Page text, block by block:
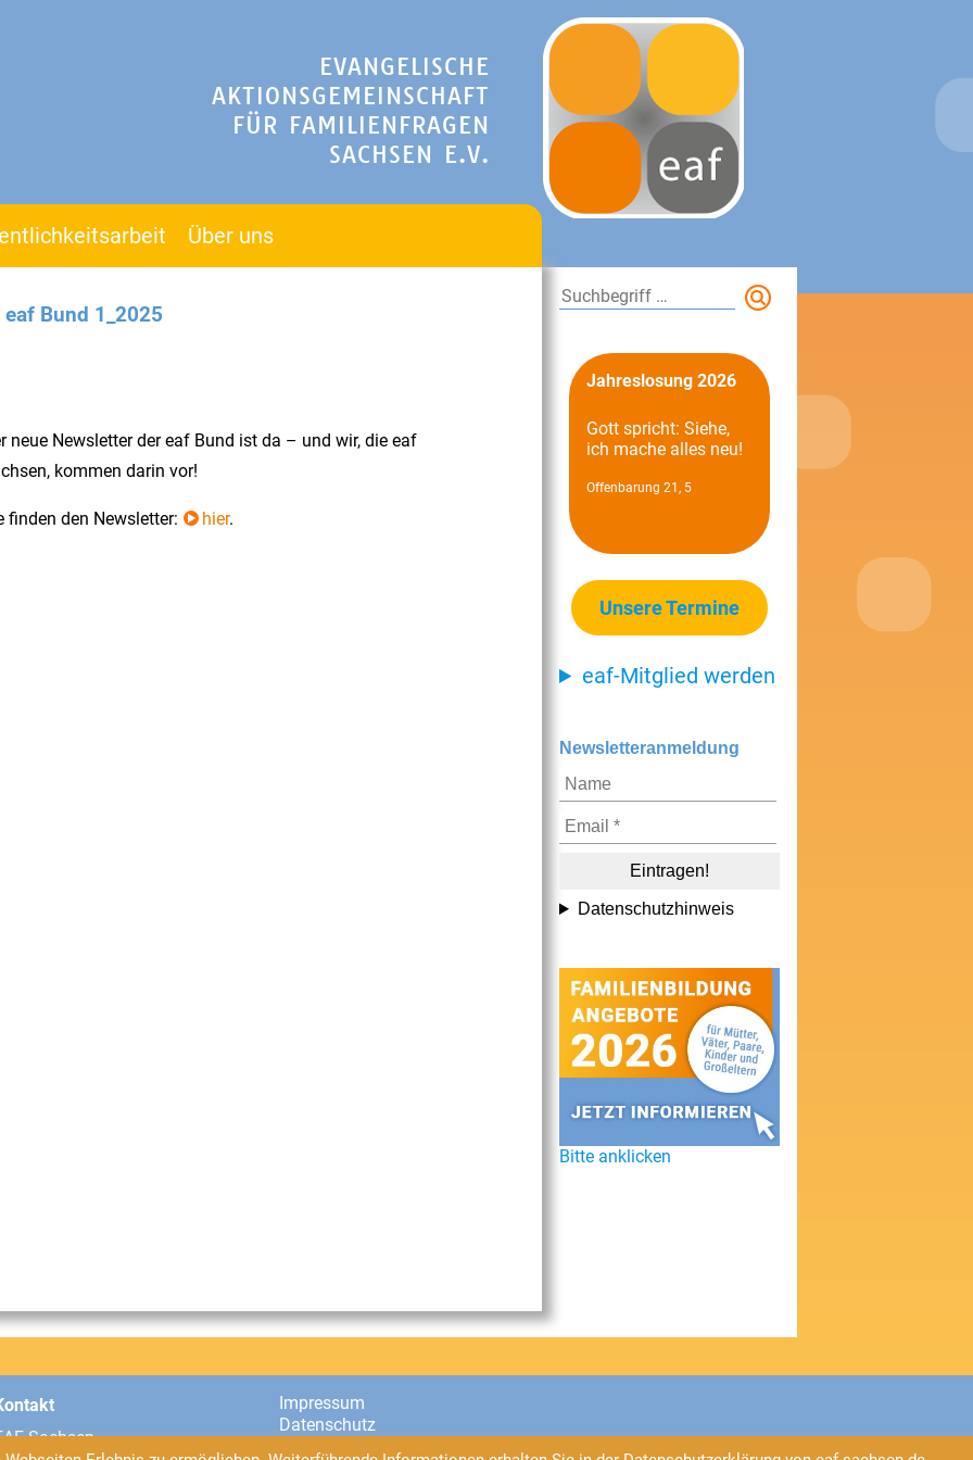
EVANGELISCHE
AKTIONSGEMEINSCHAFT
FÜR FAMILIENFRAGEN
SACHSEN E.V.
Über uns
Bund 1_2025
neue Newsletter der eaf Bund ist da – und wir, die eaf
kommen darin vor!
finden den Newsletter: hier.
Jahreslosung 2026
Gott spricht: Siehe,
ich mache alles neu!
Offenbarung 21, 5
Unsere Termine
eaf-Mitglied werden
Newsletteranmeldung
Datenschutzhinweis
Bitte anklicken
Sachsen
Impressum
Datenschutz